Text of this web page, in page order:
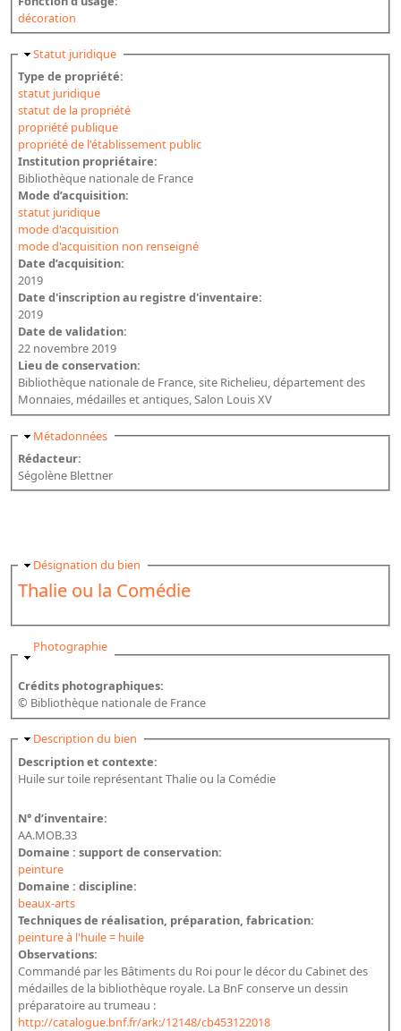
décoration
Masquer
Statut juridique
Type de propriété:
statut juridique
statut de la propriété
propriété publique
propriété de l'établissement public
Institution propriétaire:
Bibliothèque nationale de France
Mode d’acquisition:
statut juridique
mode d'acquisition
mode d'acquisition non renseigné
Date d’acquisition:
2019
Date d'inscription au registre d'inventaire:
2019
Date de validation:
22 novembre 2019
Lieu de conservation:
Bibliothèque nationale de France, site Richelieu, département des
Monnaies, médailles et antiques, Salon Louis XV
Masquer
Métadonnées
Rédacteur:
Ségolène Blettner
Masquer
Désignation du bien
Thalie ou la Comédie
Masquer
Photographie
Crédits photographiques:
© Bibliothèque nationale de France
Masquer
Description du bien
Description et contexte:
Huile sur toile représentant Thalie ou la Comédie
N° d’inventaire:
AA.MOB.33
Domaine : support de conservation:
peinture
Domaine : discipline:
beaux-arts
Techniques de réalisation, préparation, fabrication:
peinture à l'huile = huile
Observations:
Commandé par les Bâtiments du Roi pour le décor du Cabinet des
médailles de la bibliothèque royale. La BnF conserve un dessin
préparatoire au trumeau :
http://catalogue.bnf.fr/ark:/12148/cb453122018